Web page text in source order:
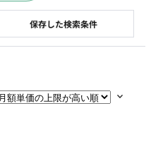
保存した検索条件